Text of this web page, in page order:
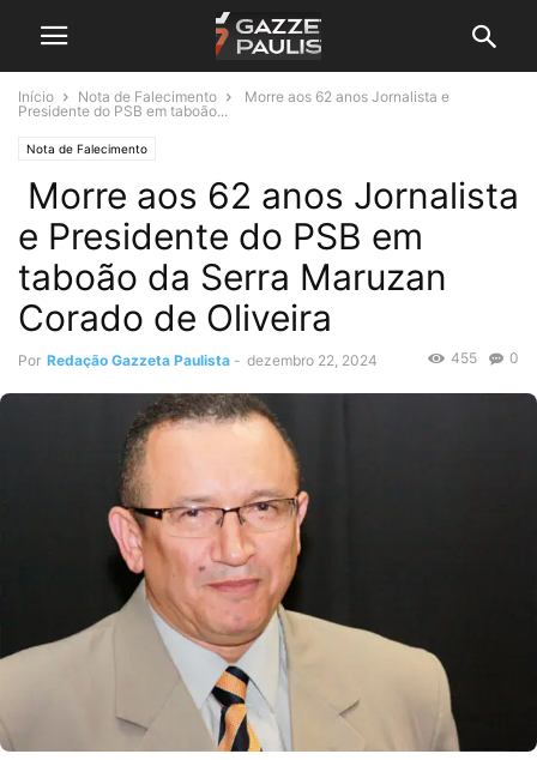
Início Nota de Falecimento
Morre aos 62 anos Jornalista e
Presidente do PSB em taboão...
Nota de Falecimento
Morre aos 62 anos Jornalista
e Presidente do PSB em
taboão da Serra Maruzan
Corado de Oliveira
Por Redação Gazzeta Paulista - dezembro 22, 2024 0
455